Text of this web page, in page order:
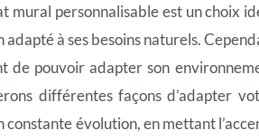
mural personnalisable est un choix
adapté à ses besoins naturels.
de pouvoir adapter son
différentes façons d’adapter
constante évolution, en mettant